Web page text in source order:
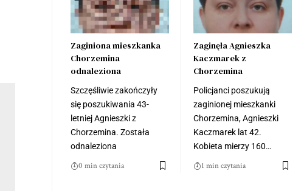
Zaginiona mieszkanka
Chorzemina
odnaleziona
Szczęśliwie zakończyły
się poszukiwania 43-
letniej Agnieszki z
Chorzemina. Została
odnaleziona
0 min czytania
Zaginęła Agnieszka
Kaczmarek z
Chorzemina
Policjanci poszukują
zaginionej mieszkanki
Chorzemina, Agnieszki
Kaczmarek lat 42.
Kobieta mierzy 160…
1 min czytania